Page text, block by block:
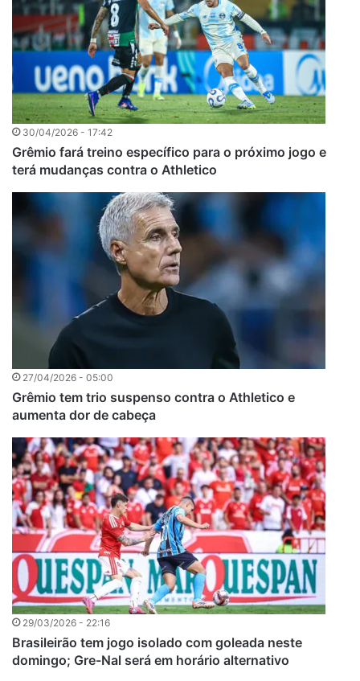
30/04/2026 - 17:42
Grêmio fará treino específico para o próximo jogo e
terá mudanças contra o Athletico
27/04/2026 - 05:00
Grêmio tem trio suspenso contra o Athletico e
aumenta dor de cabeça
29/03/2026 - 22:16
Brasileirão tem jogo isolado com goleada neste
domingo; Gre-Nal será em horário alternativo